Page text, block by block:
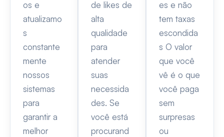
os e
atualizamo
s
constante
mente
nossos
sistemas
para
garantir a
melhor
de likes de
alta
qualidade
para
atender
suas
necessida
des. Se
você está
procurand
es e não
tem taxas
escondida
s O valor
que você
vê é o que
você paga
sem
surpresas
ou